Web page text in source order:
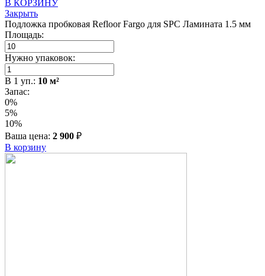
В КОРЗИНУ
Закрыть
Подложка пробковая Refloor Fargo для SPC Ламината 1.5 мм
Площадь:
Нужно упаковок:
В 1 уп.: 10 м²
Запас:
0%
5%
10%
Ваша цена: 2 900 ₽
В корзину